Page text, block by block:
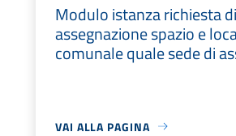
Modulo istanza richiesta di
assegnazione spazio e
comunale quale sede di
VAI ALLA PAGINA